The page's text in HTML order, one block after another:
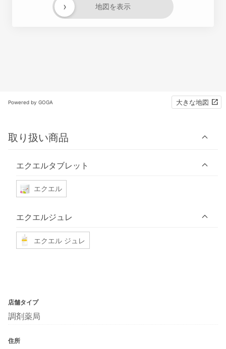
地図を表示
›
Powered by GOGA 大きな地図
取り扱い商品
エクエルタブレット
エクエル
エクエルジュレ
エクエル ジュレ
店舗タイプ
調剤薬局
住所